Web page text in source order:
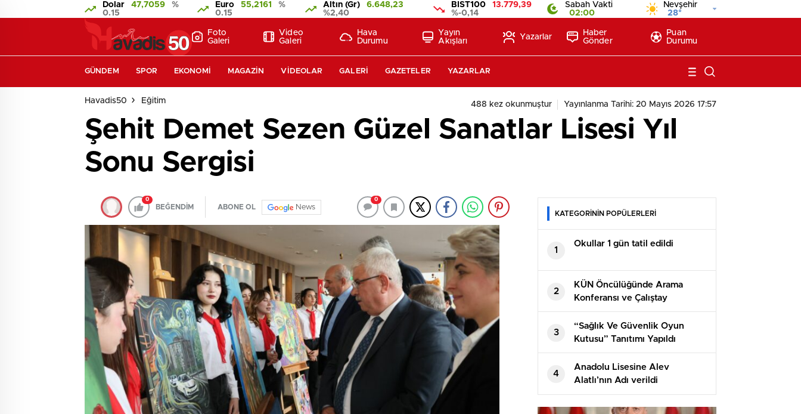
Dolar 47,7059
%
0.15
Euro 55,2161
%
0.15
Altın (Gr)
6.648,23
%2,40
BIST100
13.779,39
%-0,14
Sabah Vakti
02:00
Nevşehir
28°
Foto
Galeri
Video
Galeri
Hava
Durumu
Yayın
Akışları
Yazarlar
Haber
Gönder
Puan
Durumu
GÜNDEM SPOR EKONOMI MAGAZIN VIDEOLAR GALERI GAZETELER YAZARLAR
Havadis50 Eğitim 488 kez okunmuştur Yayınlanma Tarihi: 20 Mayıs 2026 17:57
Şehit Demet Sezen Güzel Sanatlar Lisesi Yıl
Sonu Sergisi
0
BEĞENDİM ABONE OL News
0
KATEGORİNİN POPÜLERLERİ
1
Okullar 1 gün tatil edildi
2
KÜN Öncülüğünde Arama
Konferansı ve Çalıştay
Gerçekleştirildi
3
“Sağlık Ve Güvenlik Oyun
Kutusu” Tanıtımı Yapıldı
4
Anadolu Lisesine Alev
Alatlı’nın Adı verildi